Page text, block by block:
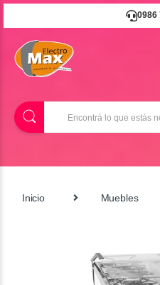
0986
B
u
Inicio Muebles